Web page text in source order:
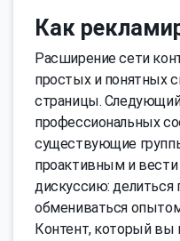
Как
Расширение сети
простых и понятных
страницы.
профессиональных
существующие
проактивным и
дискуссию: делиться
обмениваться
Контент, который вы